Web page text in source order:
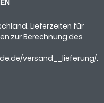
Lieferzeiten für
zur Berechnung des
versand__lieferung/.